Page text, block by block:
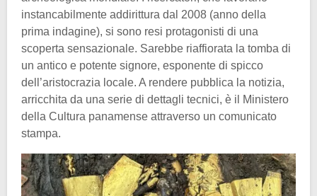
instancabilmente addirittura dal 2008 (anno della
prima indagine), si sono resi protagonisti di una
scoperta sensazionale. Sarebbe riaffiorata la tomba di
un antico e potente signore, esponente di spicco
dell’aristocrazia locale. A rendere pubblica la notizia,
arricchita da una serie di dettagli tecnici, è il Ministero
della Cultura panamense attraverso un comunicato
stampa.